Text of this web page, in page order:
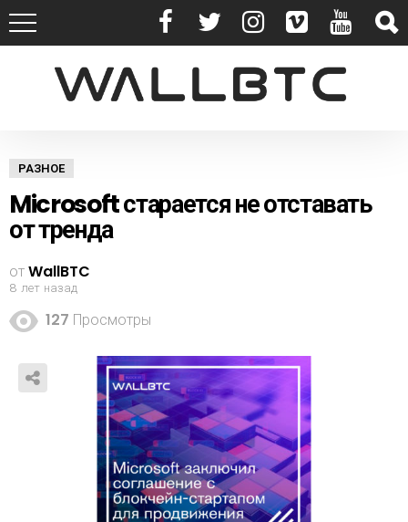
РАЗНОЕ
Microsoft старается не отставать
от тренда
отWallBTC
8 лет назад
127 Просмотры